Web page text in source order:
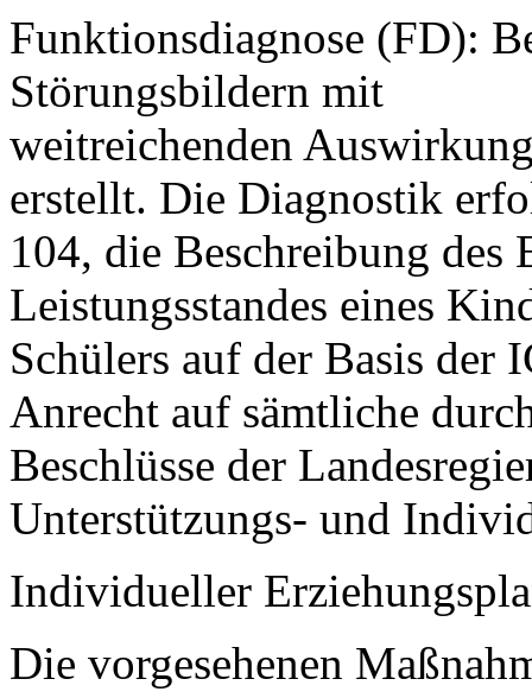
Funktionsdiagnose (FD):
Störungsbildern mit
weitreichenden
erstellt. Die Diagnostik
104, die Beschreibung
Leistungsstandes eines
Schülers auf der Basis
Anrecht auf sämtliche
Beschlüsse der
Unterstützungs- und
Individueller
Die vorgesehenen